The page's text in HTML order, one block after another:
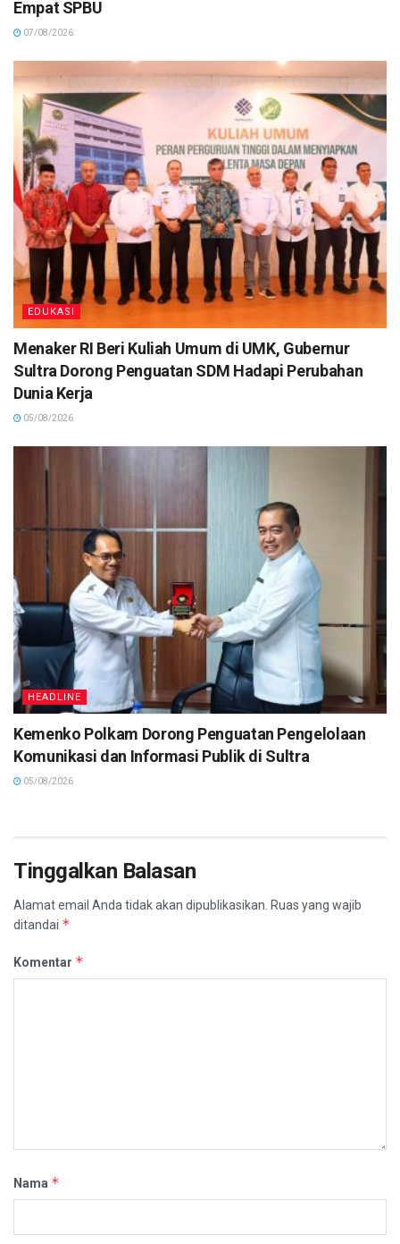
Empat SPBU
07/08/2026
EDUKASI
Menaker RI Beri Kuliah Umum di UMK, Gubernur
Sultra Dorong Penguatan SDM Hadapi Perubahan
Dunia Kerja
05/08/2026
HEADLINE
Kemenko Polkam Dorong Penguatan Pengelolaan
Komunikasi dan Informasi Publik di Sultra
05/08/2026
Tinggalkan Balasan
Alamat email Anda tidak akan dipublikasikan. Ruas yang wajib
ditandai *
Komentar *
Nama *